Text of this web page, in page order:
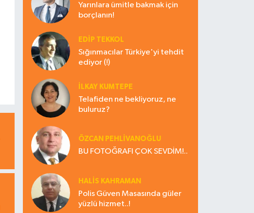
Yarınlara ümitle bakmak için
borçlanın!
EDIP TEKKOL
Sığınmacılar Türkiye'yi tehdit
ediyor (!)
İLKAY KUMTEPE
Telafiden ne bekliyoruz, ne
buluruz?
ÖZCAN PEHLİVANOĞLU
BU FOTOĞRAFI ÇOK SEVDİM!..
HALIS KAHRAMAN
Polis Güven Masasında güler
yüzlü hizmet..!